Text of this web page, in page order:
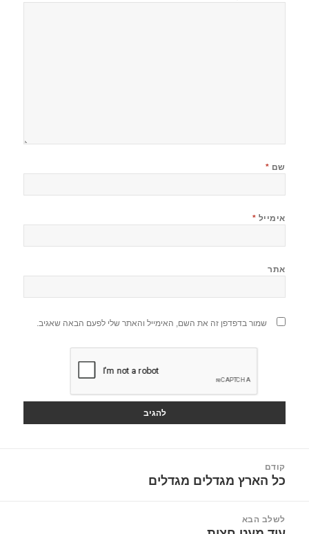
שם *
אימייל *
אתר
שמור בדפדפן זה את השם, האימייל והאתר שלי לפעם הבאה שאגיב.
קודם
הפוסט
כל הארץ מגדלים מגדלים
לשלב הבא